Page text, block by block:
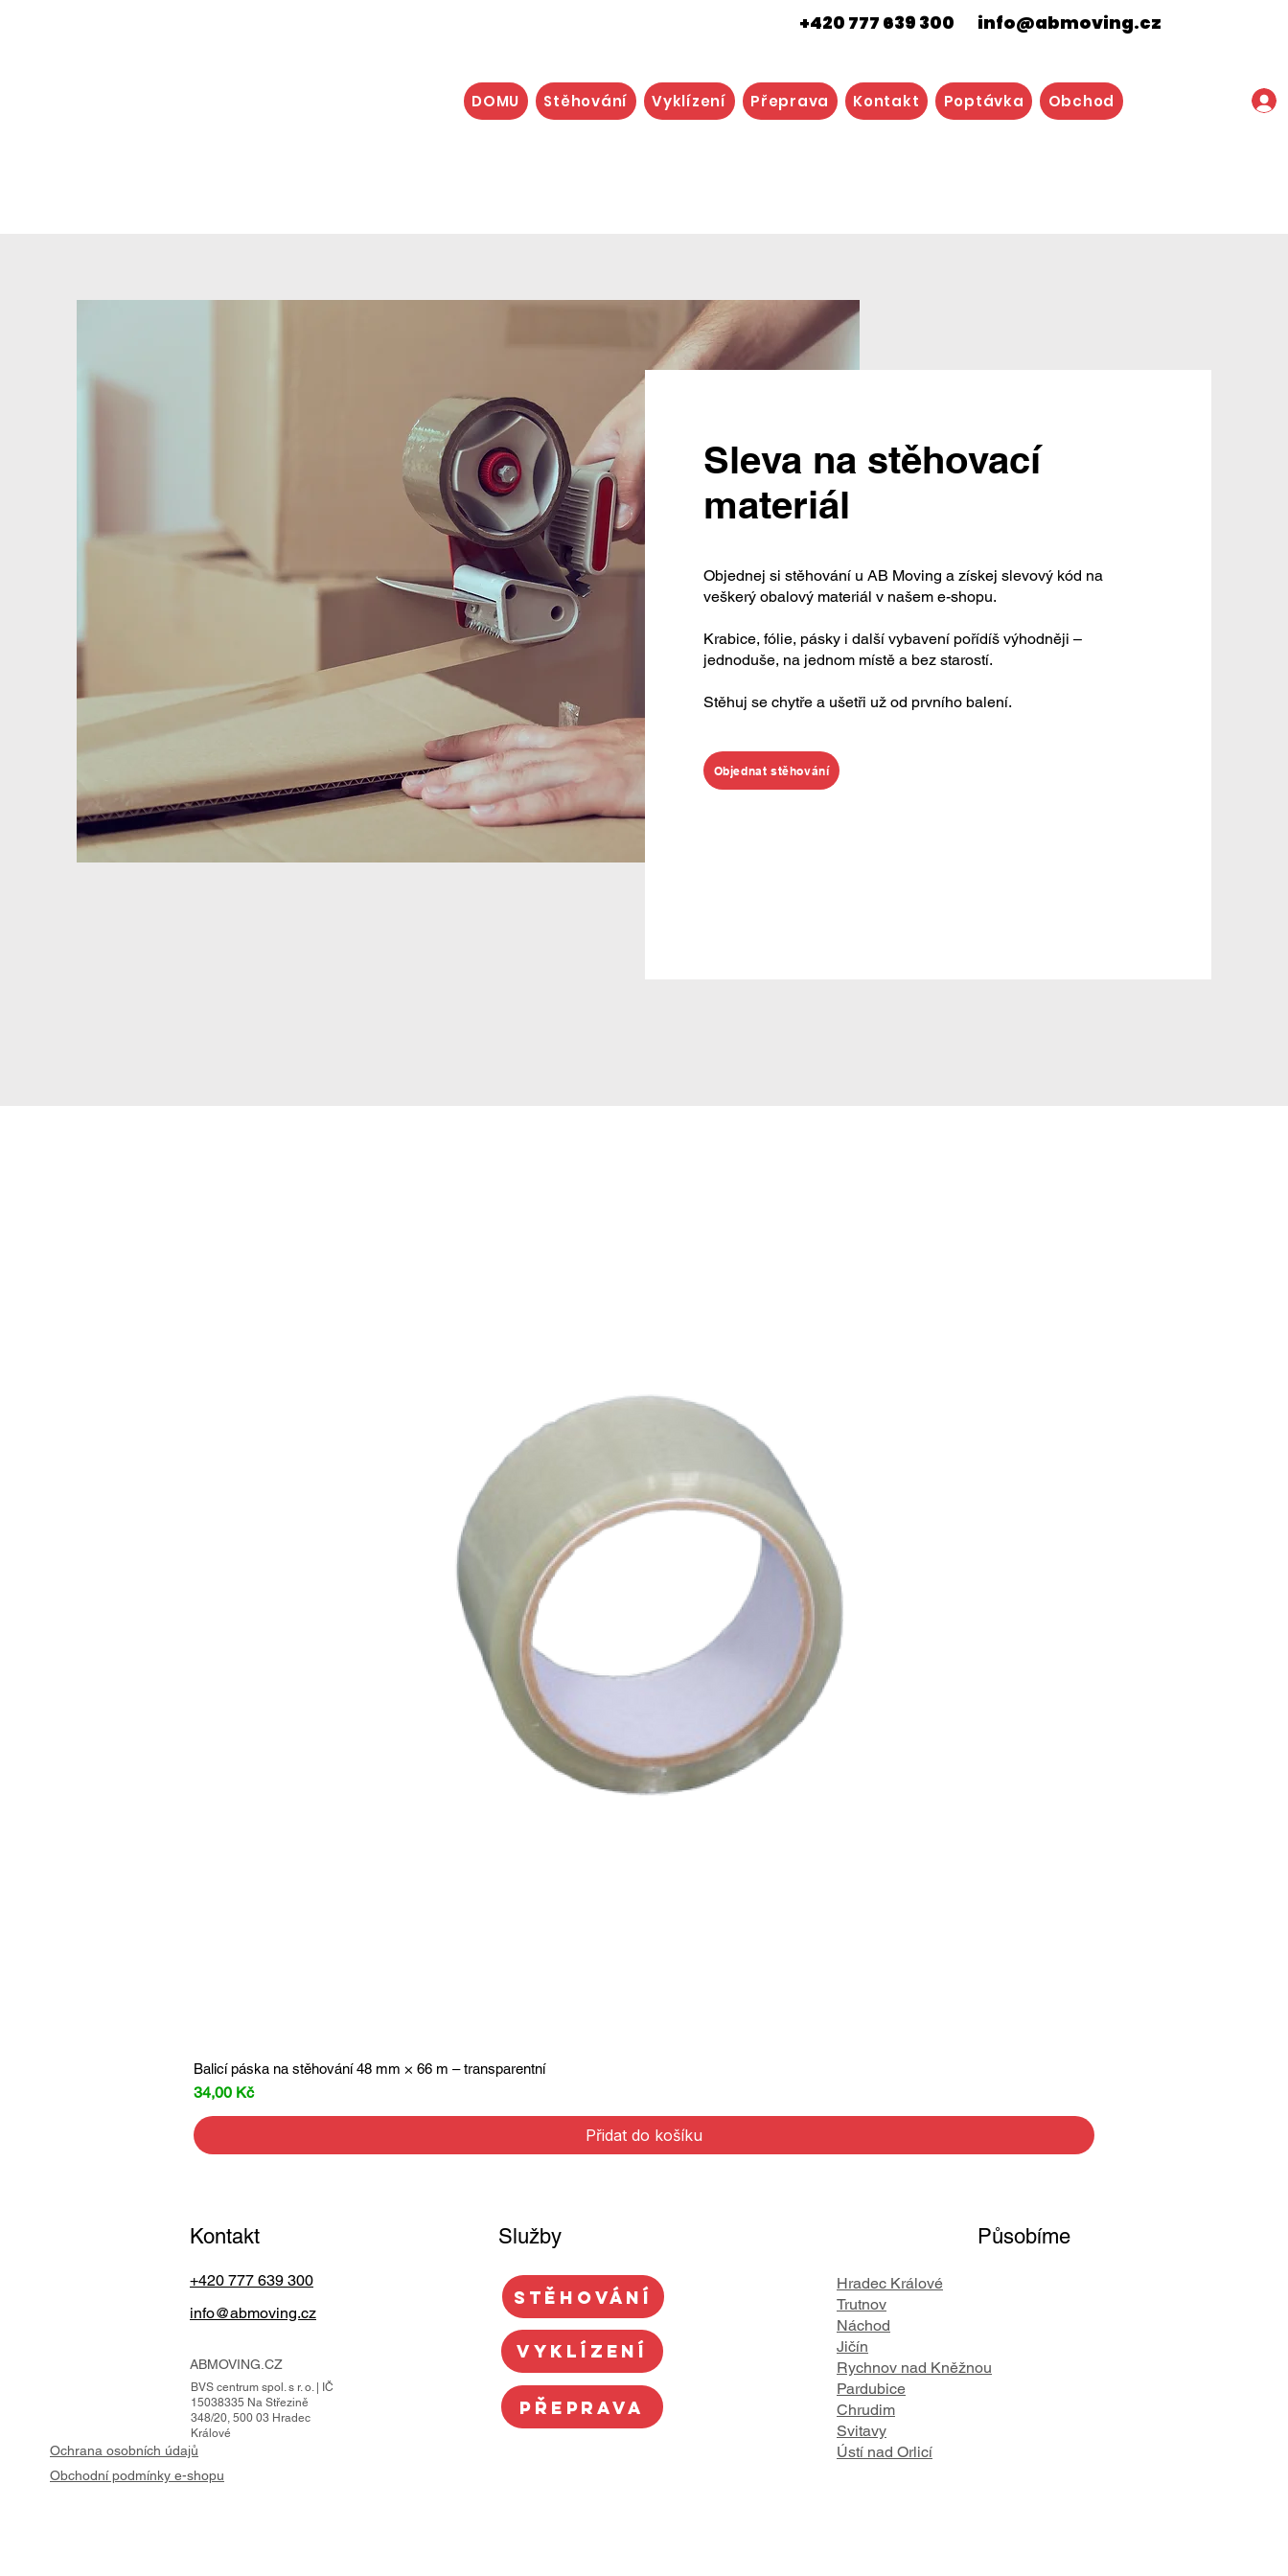
+420 777 639 300 info@abmoving.cz
DOMU Stěhování Vyklízení Přeprava Kontakt Poptávka Obchod
Sleva na stěhovací
materiál
Objednej si stěhování u AB Moving a získej slevový kód na
veškerý obalový materiál v našem e-shopu.
Krabice, fólie, pásky i další vybavení pořídíš výhodněji –
jednoduše, na jednom místě a bez starostí.
Stěhuj se chytře a ušetři už od prvního balení.
Objednat stěhování
Balicí páska na stěhování 48 mm × 66 m – transparentní
Cena
34,00 Kč
Přidat do košíku
Kontakt
+420 777 639 300
info@abmoving.cz
ABMOVING.CZ
BVS centrum spol. s r. o. | IČ
15038335 Na Střezině
348/20, 500 03 Hradec
Králové
Služby
Hradec Králové
Trutnov
Náchod
Jičín
Rychnov nad Kněžnou
Pardubice
Chrudim
Svitavy
Ústí nad Orlicí
STĚHOVÁNÍ
VYKLÍZENÍ
PŘEPRAVA
Působíme
Ochrana osobních údajů
Obchodní podmínky e-shopu